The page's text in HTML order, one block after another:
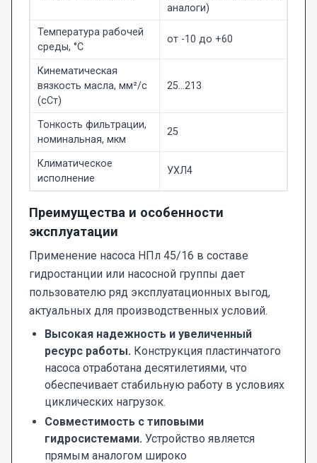
аналоги)
Температура рабочей
среды, °C
от -10 до +60
Кинематическая
вязкость масла, мм²/с
(сСт)
25...213
Тонкость фильтрации,
номинальная, мкм
25
Климатическое
исполнение
УХЛ4
Преимущества и особенности
эксплуатации
Применение насоса НПл 45/16 в составе
гидростанции или насосной группы дает
пользователю ряд эксплуатационных выгод,
актуальных для производственных условий.
Высокая надежность и увеличенный
ресурс работы. Конструкция пластинчатого
насоса отработана десятилетиями, что
обеспечивает стабильную работу в условиях
циклических нагрузок.
Совместимость с типовыми
гидросистемами. Устройство является
прямым аналогом широко